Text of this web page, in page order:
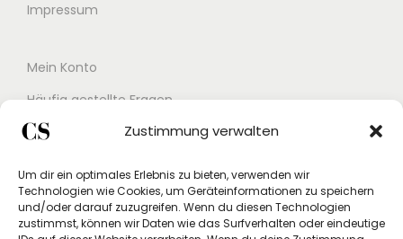
Zustimmung verwalten
Um dir ein optimales Erlebnis zu bieten, verwenden wir
Technologien wie Cookies, um Geräteinformationen zu speichern
und/oder darauf zuzugreifen. Wenn du diesen Technologien
zustimmst, können wir Daten wie das Surfverhalten oder eindeutige
Impressum
Mein Konto
Häufig gestellte Fragen
Kontakt
Studex App
Einverständniserklärung